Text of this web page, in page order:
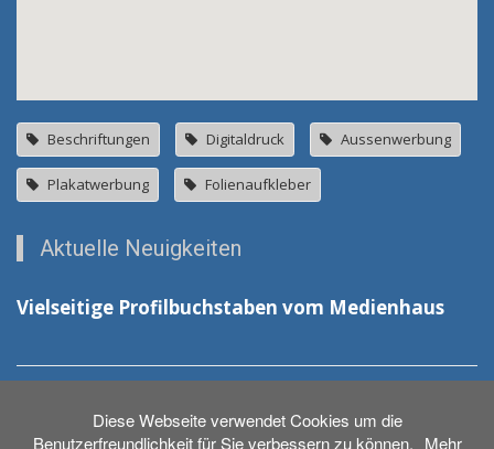
Diese Webseite verwendet Cookies um die
Benutzerfreundlichkeit für Sie verbessern zu können. Mehr
Beschriftungen Digitaldruck Aussenwerbung
Plakatwerbung Folienaufkleber
Aktuelle Neuigkeiten
Vielseitige Profilbuchstaben vom Medienhaus
Neue Schilder für das DRK in Laupheim